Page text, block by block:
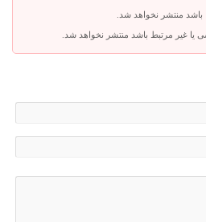
باشد منتشر نخواهد شد.
یا غیر مرتبط باشد منتشر نخواهد شد.